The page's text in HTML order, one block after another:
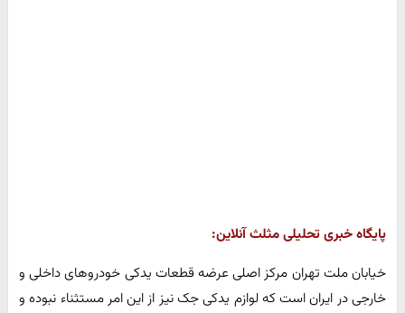
پایگاه خبری تحلیلی مثلث آنلاین:
خیابان ملت تهران مرکز اصلی عرضه قطعات یدکی خودروهای داخلی و
خارجی در ایران است که لوازم یدکی جک نیز از این امر مستثناء نبوده و